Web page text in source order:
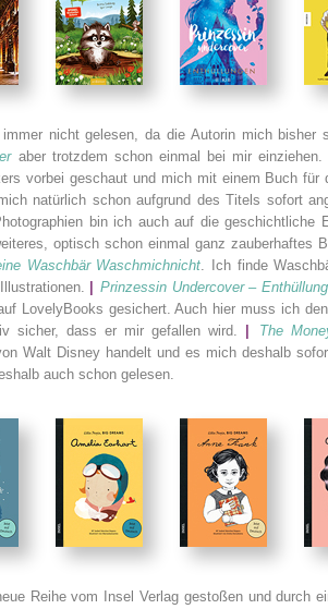
nicht gelesen, da die Autorin mich bisher
aber trotzdem schon einmal bei mir einziehen.
vorbei geschaut und mich mit einem Buch für
natürlich schon aufgrund des Titels sofort
bin ich auch auf die geschichtliche
optisch schon einmal ganz zauberhaftes
Waschbär Waschmichnicht. Ich finde
Prinzessin Undercover –
LovelyBooks gesichert. Auch hier muss ich
sicher, dass er mir gefallen wird.
The
Walt Disney handelt und es mich deshalb
auch schon gelesen.
Reihe vom Insel Verlag gestoßen und durch